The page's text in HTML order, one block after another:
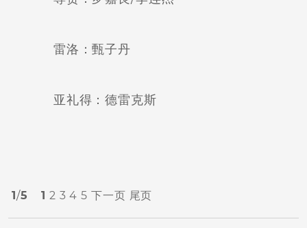
雷洛：甄子丹
亚礼得：德雷克斯
1/5 1 2 3 4 5 下一页 尾页